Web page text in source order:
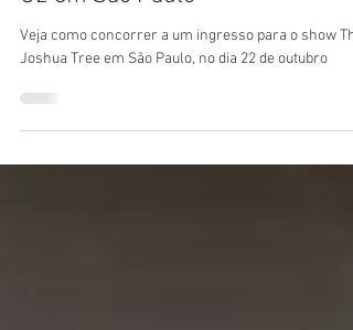
Sorteio: ingresso para o show do
U2 em São Paulo
Veja como concorrer a um ingresso para o show